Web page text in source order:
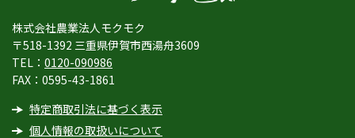
株式会社農業法人モクモク
〒518-1392 三重県伊賀市西湯舟3609
TEL： 0120-090986
FAX：0595-43-1861
特定商取引法に基づく表示
個人情報の取扱いについて